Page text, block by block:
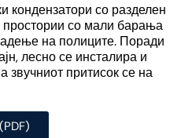
кондензатори со разделен
простории со мали барања
на полиците. Поради
лесно се инсталира и
звучниот притисок се на